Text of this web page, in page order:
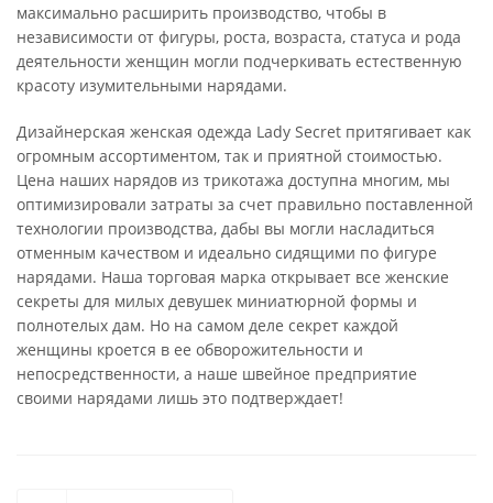
максимально расширить производство, чтобы в
независимости от фигуры, роста, возраста, статуса и рода
деятельности женщин могли подчеркивать естественную
красоту изумительными нарядами.
Дизайнерская женская одежда Lady Secret притягивает как
огромным ассортиментом, так и приятной стоимостью.
Цена наших нарядов из трикотажа доступна многим, мы
оптимизировали затраты за счет правильно поставленной
технологии производства, дабы вы могли насладиться
отменным качеством и идеально сидящими по фигуре
нарядами. Наша торговая марка открывает все женские
секреты для милых девушек миниатюрной формы и
полнотелых дам. Но на самом деле секрет каждой
женщины кроется в ее обворожительности и
непосредственности, а наше швейное предприятие
своими нарядами лишь это подтверждает!